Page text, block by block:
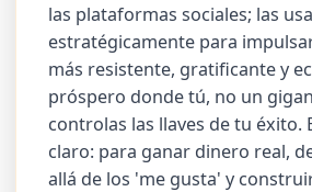
las plataformas sociales; las usa
estratégicamente para
más resistente, gratificante y
próspero donde tú, no un
controlas las llaves de tu éxito.
claro: para ganar dinero real,
allá de los 'me gusta' y